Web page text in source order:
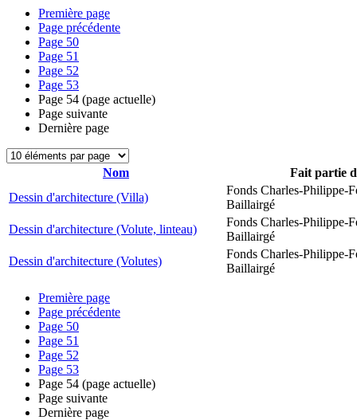
Première page
Page précédente
Page 50
Page 51
Page 52
Page 53
Page 54 (page actuelle)
Page suivante
Dernière page
Nom
Fait partie
Dessin d'architecture (Villa)
Fonds Charles-Philippe-
Baillairgé
Dessin d'architecture (Volute, linteau)
Fonds Charles-Philippe-
Baillairgé
Dessin d'architecture (Volutes)
Fonds Charles-Philippe-
Baillairgé
Première page
Page précédente
Page 50
Page 51
Page 52
Page 53
Page 54 (page actuelle)
Page suivante
Dernière page